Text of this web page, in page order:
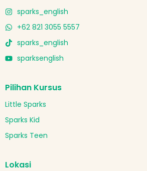
sparks_english
+62 821 3055 5557
sparks_english
sparksenglish
Pilihan Kursus
Little Sparks
Sparks Kid
Sparks Teen
Lokasi